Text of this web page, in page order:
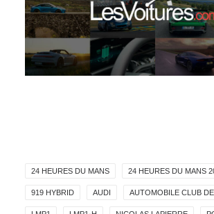
24 HEURES DU MANS 24 HEURES DU MANS
919 HYBRID AUDI AUTOMOBILE CLUB